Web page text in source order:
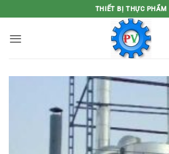
qua
nội
THIẾT BỊ THỰC PHẨM